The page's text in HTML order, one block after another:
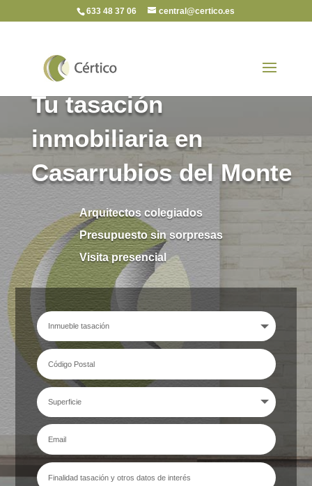
633 48 37 06 central@certico.es
Tu tasación
inmobiliaria en
Casarrubios del Monte
Arquitectos colegiados
Presupuesto sin sorpresas
Visita presencial